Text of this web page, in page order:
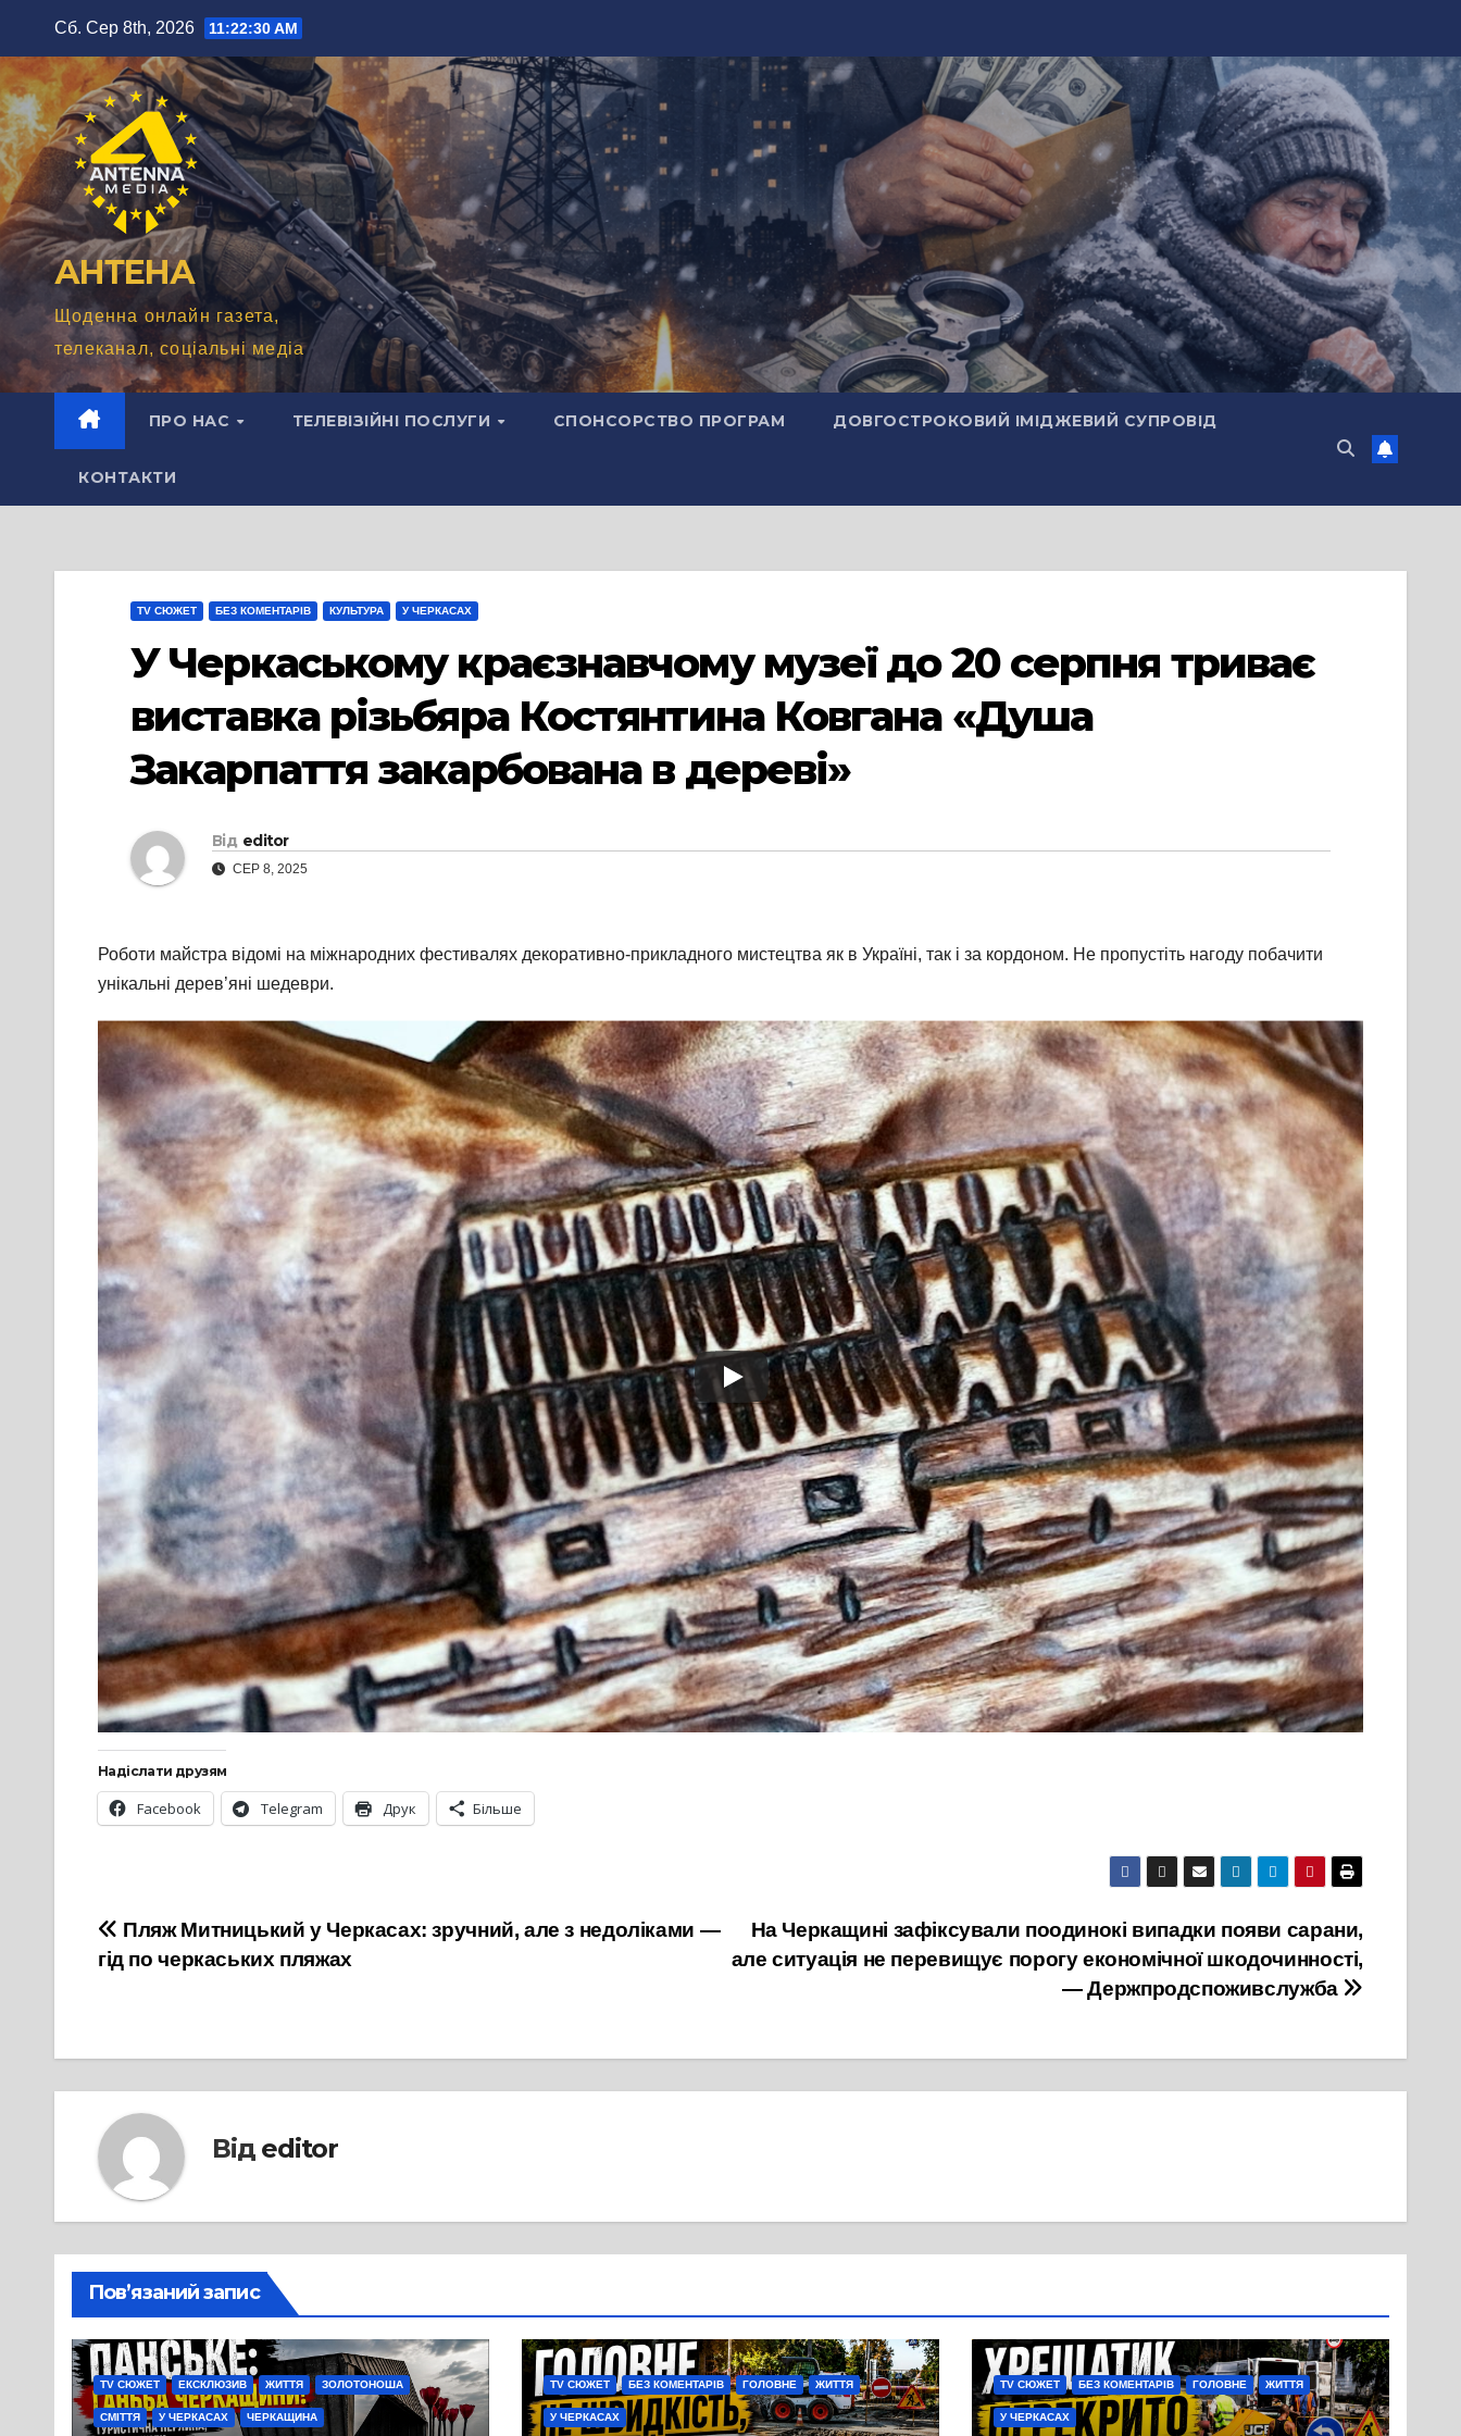
вмісту
Сб. Сер 8th, 2026 11:22:32 AM
АНТЕНА
Щоденна онлайн газета,
телеканал, соціальні медіа
ПРО НАС ТЕЛЕВІЗІЙНІ ПОСЛУГИ СПОНСОРСТВО ПРОГРАМ ДОВГОСТРОКОВИЙ ІМІДЖЕВИЙ СУПРОВІД
КОНТАКТИ
TV СЮЖЕТ БЕЗ КОМЕНТАРІВ КУЛЬТУРА У ЧЕРКАСАХ
У Черкаському краєзнавчому музеї до 20 серпня триває
виставка різьбяра Костянтина Ковгана «Душа
Закарпаття закарбована в дереві»
Від editor
СЕР 8, 2025
Роботи майстра відомі на міжнародних фестивалях декоративно-прикладного мистецтва як в Україні, так і за кордоном. Не пропустіть нагоду побачити
унікальні дерев’яні шедеври.
Надіслати друзям
Facebook Telegram Друк Більше
Навігація
записів
На Черкащині зафіксували поодинокі випадки появи сарани,
але ситуація не перевищує порогу економічної шкодочинності,
— Держпродспоживслужба
Пляж Митницький у Черкасах: зручний, але з недоліками —
гід по черкаських пляжах
Від editor
Пов’язаний запис
TV СЮЖЕТ ЕКСКЛЮЗИВ ЖИТТЯ ЗОЛОТОНОША
СМІТТЯ У ЧЕРКАСАХ ЧЕРКАЩИНА
TV СЮЖЕТ БЕЗ КОМЕНТАРІВ ГОЛОВНЕ ЖИТТЯ
У ЧЕРКАСАХ
TV СЮЖЕТ БЕЗ КОМЕНТАРІВ ГОЛОВНЕ ЖИТТЯ
У ЧЕРКАСАХ